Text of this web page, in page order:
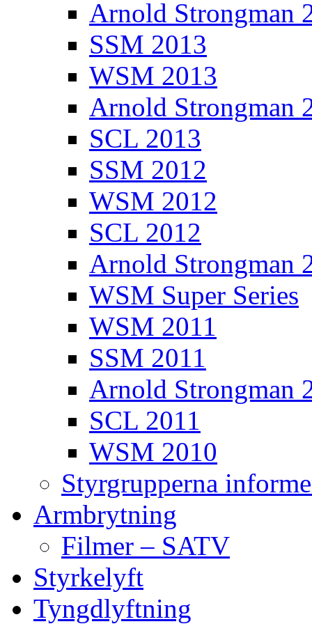
Arnold Strongman
SSM 2013
WSM 2013
Arnold Strongman
SCL 2013
SSM 2012
WSM 2012
SCL 2012
Arnold Strongman
WSM Super Series
WSM 2011
SSM 2011
Arnold Strongman
SCL 2011
WSM 2010
Styrgrupperna
Armbrytning
Filmer – SATV
Styrkelyft
Tyngdlyftning